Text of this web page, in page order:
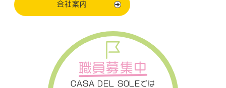
会社案内
職員募集中
CASA DEL SOLEでは